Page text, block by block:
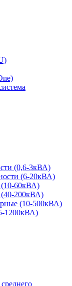
(0,6-3кВА)
(6-20кВА)
60кВА)
200кВА)
(10-500кВА)
1200кВА)